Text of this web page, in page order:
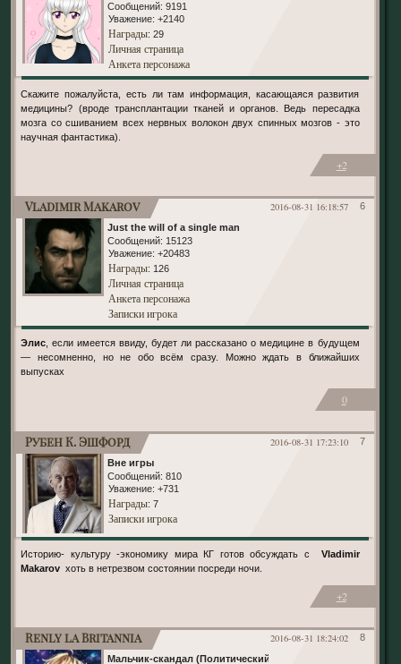
Сообщений: 9191
Уважение: +2140
Награды: 29
Личная страница
Анкета персонажа
Скажите пожалуйста, есть ли там информация, касающаяся развития
медицины? (вроде трансплантации тканей и органов. Ведь пересадка
мозга со сшиванием всех нервных волокон двух спинных мозгов - это
научная фантастика).
+2
6
2016-08-31 16:18:57
Vladimir Makarov
Just the will of a single man
Сообщений: 15123
Уважение: +20483
Награды: 126
Личная страница
Анкета персонажа
Записки игрока
Элис , если имеется ввиду, будет ли рассказано о медицине в будущем
— несомненно, но не обо всём сразу. Можно ждать в ближайших
выпусках
0
7
2016-08-31 17:23:10
Рубен К. Эшфорд
Вне игры
Сообщений: 810
Уважение: +731
Награды: 7
Записки игрока
Историю- культуру -экономику мира КГ готов обсуждать с Vladimir
Makarov хоть в нетрезвом состоянии посреди ночи.
+2
8
2016-08-31 18:24:02
Renly la Britannia
Мальчик-скандал (Политический)